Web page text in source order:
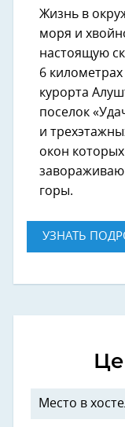
Жизнь в
моря и
настоящую
6
курорта
поселок
и
окон
горы.
УЗНАТЬ
Место в